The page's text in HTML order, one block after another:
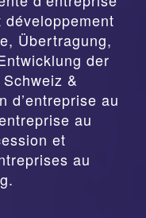
, Übertragung,
der
&
d’entreprise au
au
et
au